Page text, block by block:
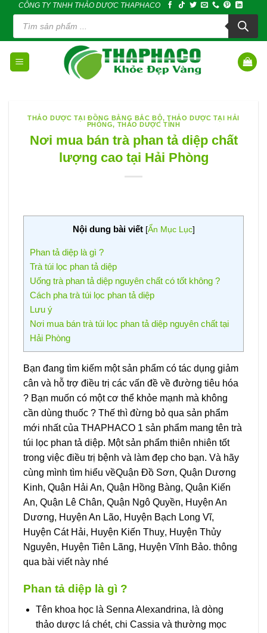
content
CÔNG TY TNHH THẢO DƯỢC THAPHACO
Tìm
kiếm
phẩm
THẢO DƯỢC TẠI ĐỒNG BẰNG BẮC BỘ,THẢO DƯỢC TẠI HẢI
PHÒNG, THẢO DƯỢC TỈNH
Nơi mua bán trà phan tả diệp chất
lượng cao tại Hải Phòng
Nội dung bài viết [Ẩn Mục Lục]
Phan tả diệp là gì ?
Trà túi lọc phan tả diệp
Uống trà phan tả diệp nguyên chất có tốt không ?
Cách pha trà túi lọc phan tả diệp
Lưu ý
Nơi mua bán trà túi lọc phan tả diệp nguyên chất tại
Hải Phòng
Bạn đang tìm kiếm một sản phẩm có tác dụng giảm
cân và hỗ trợ điều trị các vấn đề về đường tiêu hóa
? Bạn muốn có một cơ thể khỏe mạnh mà không
cần dùng thuốc ? Thế thì đừng bỏ qua sản phẩm
mới nhất của THAPHACO 1 sản phẩm mang tên trà
túi lọc phan tả diệp. Một sản phẩm thiên nhiên tốt
trong việc điều trị bệnh và làm đẹp cho bạn. Và hãy
cùng mình tìm hiểu vềQuận Đồ Sơn, Quận Dương
Kinh, Quận Hải An, Quận Hồng Bàng, Quận Kiến
An, Quận Lê Chân, Quận Ngô Quyền, Huyện An
Dương, Huyện An Lão, Huyện Bạch Long Vĩ,
Huyện Cát Hải, Huyện Kiến Thuỵ, Huyện Thủy
Nguyên, Huyện Tiên Lãng, Huyện Vĩnh Bảo. thông
qua bài viết này nhé
Phan tả diệp là gì ?
Tên khoa học là Senna Alexandrina, là dòng
thảo dược lá chét, chi Cassia và thường mọc